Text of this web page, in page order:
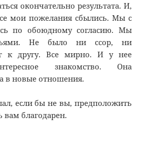
окончательно результата. И,
мои пожелания сбылись. Мы с
по обоюдному согласию. Мы
Не было ни ссор, ни
к другу. Все мирно. И у нее
знакомство. Она
в новые отношения.
если бы не вы, предположить
благодарен.